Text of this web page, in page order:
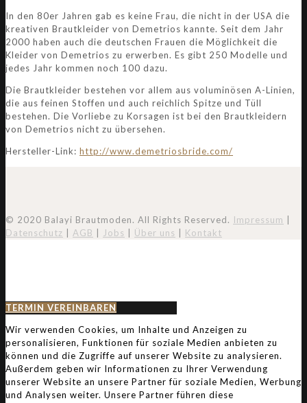
In den 80er Jahren gab es keine Frau, die nicht in der USA die
kreativen Brautkleider von Demetrios kannte. Seit dem Jahr
2000 haben auch die deutschen Frauen die Möglichkeit die
Kleider von Demetrios zu erwerben. Es gibt 250 Modelle und
jedes Jahr kommen noch 100 dazu.
Die Brautkleider bestehen vor allem aus voluminösen A-Linien,
die aus feinen Stoffen und auch reichlich Spitze und Tüll
bestehen. Die Vorliebe zu Korsagen ist bei den Brautkleidern
von Demetrios nicht zu übersehen.
Hersteller-Link: http://www.demetriosbride.com/
© 2020 Balayi Brautmoden. All Rights Reserved. Impressum |
Datenschutz | AGB | Jobs | Über uns | Kontakt
TERMIN VEREINBAREN
Wir verwenden Cookies, um Inhalte und Anzeigen zu
personalisieren, Funktionen für soziale Medien anbieten zu
können und die Zugriffe auf unserer Website zu analysieren.
Außerdem geben wir Informationen zu Ihrer Verwendung
unserer Website an unsere Partner für soziale Medien, Werbung
und Analysen weiter. Unsere Partner führen diese